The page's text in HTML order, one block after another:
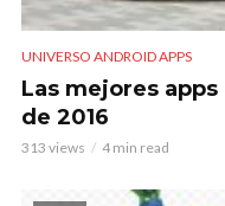
UNIVERSO ANDROID APPS
Las mejores
de 2016
313 views 4 min read